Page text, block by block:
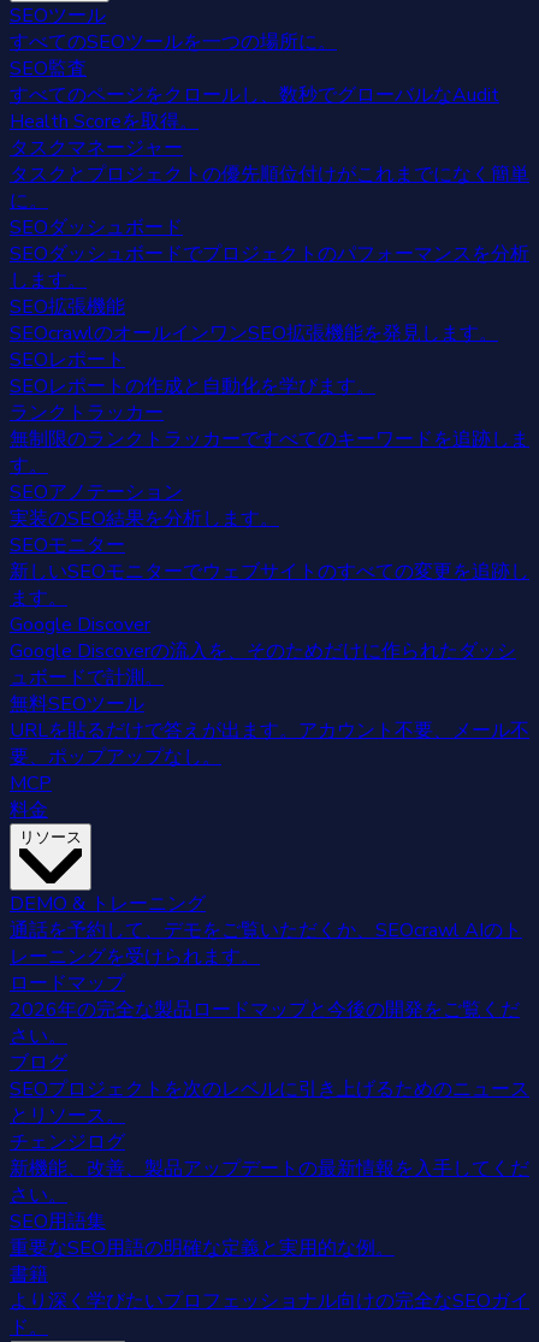
SEOツール
すべてのSEOツールを一つの場所に。
SEO監査
すべてのページをクロールし、数秒でグローバルなAudit
Health Scoreを取得。
タスクマネージャー
タスクとプロジェクトの優先順位付けがこれまでになく簡単
に。
SEOダッシュボード
SEOダッシュボードでプロジェクトのパフォーマンスを分析
します。
SEO拡張機能
SEOcrawlのオールインワンSEO拡張機能を発見します。
SEOレポート
SEOレポートの作成と自動化を学びます。
ランクトラッカー
無制限のランクトラッカーですべてのキーワードを追跡しま
す。
SEOアノテーション
実装のSEO結果を分析します。
SEOモニター
新しいSEOモニターでウェブサイトのすべての変更を追跡し
ます。
Google Discover
Google Discoverの流入を、そのためだけに作られたダッシ
ュボードで計測。
無料SEOツール
URLを貼るだけで答えが出ます。アカウント不要、メール不
要、ポップアップなし。
MCP
料金
リソース
DEMO & トレーニング
通話を予約して、デモをご覧いただくか、SEOcrawl AIのト
レーニングを受けられます。
ロードマップ
2026年の完全な製品ロードマップと今後の開発をご覧くだ
さい。
ブログ
SEOプロジェクトを次のレベルに引き上げるためのニュース
とリソース。
チェンジログ
新機能、改善、製品アップデートの最新情報を入手してくだ
さい。
SEO用語集
重要なSEO用語の明確な定義と実用的な例。
書籍
より深く学びたいプロフェッショナル向けの完全なSEOガイ
ド。